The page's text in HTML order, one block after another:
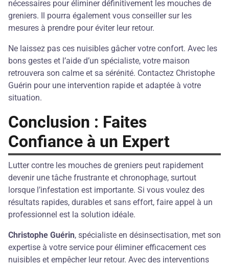
nécessaires pour éliminer définitivement les mouches de
greniers. Il pourra également vous conseiller sur les
mesures à prendre pour éviter leur retour.
Ne laissez pas ces nuisibles gâcher votre confort. Avec les
bons gestes et l’aide d’un spécialiste, votre maison
retrouvera son calme et sa sérénité. Contactez Christophe
Guérin pour une intervention rapide et adaptée à votre
situation.
Conclusion : Faites
Confiance à un Expert
Lutter contre les mouches de greniers peut rapidement
devenir une tâche frustrante et chronophage, surtout
lorsque l’infestation est importante. Si vous voulez des
résultats rapides, durables et sans effort, faire appel à un
professionnel est la solution idéale.
Christophe Guérin, spécialiste en désinsectisation, met son
expertise à votre service pour éliminer efficacement ces
nuisibles et empêcher leur retour. Avec des interventions